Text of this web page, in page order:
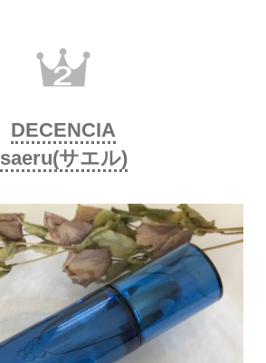
DECENCIA
saeru(サエル)